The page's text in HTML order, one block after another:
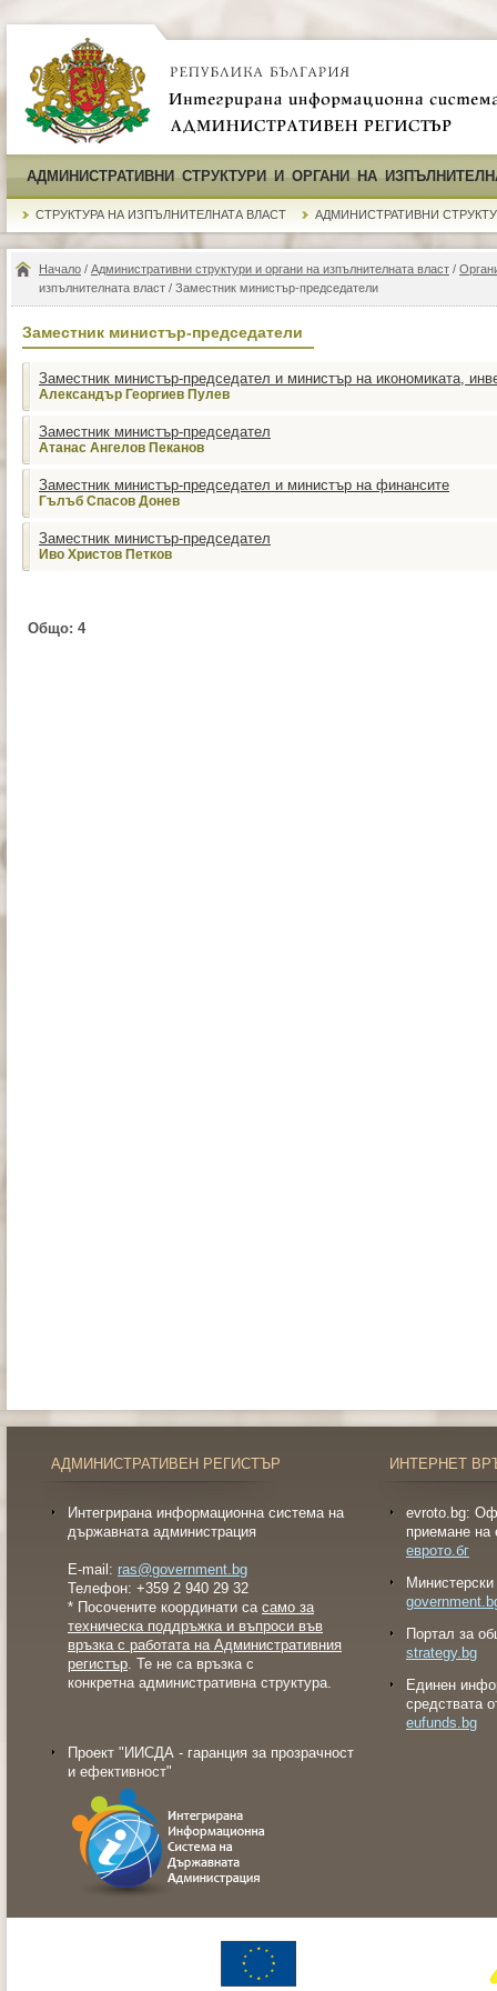
АДМИНИСТРАТИВНИ СТРУКТУРИ И ОРГАНИ НА
СТРУКТУРА НА ИЗПЪЛНИТЕЛНАТА ВЛАСТ АДМИНИСТРАТИВНИ
Начало / Административни структури и органи на изпълнителната власт /
изпълнителната власт / Заместник министър-председатели
Заместник министър-председатели
Заместник министър-председател и министър на икономиката,
Александър Георгиев Пулев
Заместник министър-председател
Атанас Ангелов Пеканов
Заместник министър-председател и министър на финансите
Гълъб Спасов Донев
Заместник министър-председател
Иво Христов Петков
Общо: 4
АДМИНИСТРАТИВЕН РЕГИСТЪР
Интегрирана информационна система на
държавната администрация
E-mail: ras@government.bg
Телефон: +359 2 940 29 32
* Посочените координати са само за
техническа поддръжка и въпроси във
връзка с работата на Административния
регистър. Те не са връзка с
конкретна административна структура.
Проект "ИИСДА - гаранция за прозрачност
и ефективност"
ИНТЕРНЕТ
evroto.bg:
приемане на
еврото.бг
Портал за
strategy.bg
Eдинен
средствата
eufunds.bg